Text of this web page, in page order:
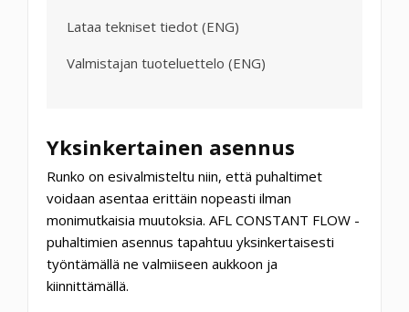
Lataa tekniset tiedot (ENG)
Valmistajan tuoteluettelo (ENG)
Yksinkertainen asennus
Runko on esivalmisteltu niin, että puhaltimet
voidaan asentaa erittäin nopeasti ilman
monimutkaisia muutoksia. AFL CONSTANT FLOW -
puhaltimien asennus tapahtuu yksinkertaisesti
työntämällä ne valmiiseen aukkoon ja
kiinnittämällä.